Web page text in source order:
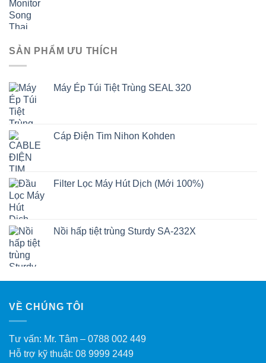
SẢN PHẨM ƯU THÍCH
Máy Ép Túi Tiệt Trùng SEAL 320
Cáp Điện Tim Nihon Kohden
Filter Lọc Máy Hút Dịch (Mới 100%)
Nồi hấp tiệt trùng Sturdy SA-232X
VỀ CHÚNG TÔI
Tư vấn: Mr. Tâm – 0788 002 449
Hỗ trợ kỹ thuật: 08 9999 2449